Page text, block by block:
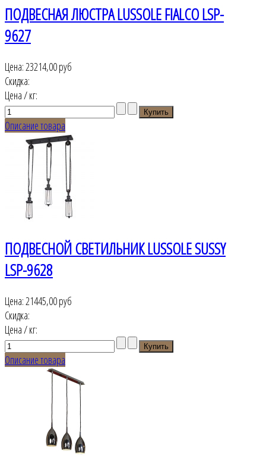
ПОДВЕСНАЯ ЛЮСТРА LUSSOLE FIALCO LSP-
9627
Цена:23214,00 руб
Скидка:
Цена / кг:
Описание товара
ПОДВЕСНОЙ СВЕТИЛЬНИК LUSSOLE SUSSY
LSP-9628
Цена:21445,00 руб
Скидка:
Цена / кг:
Описание товара